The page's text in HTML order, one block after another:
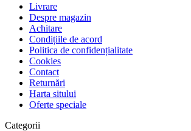
Livrare
Despre magazin
Achitare
Condițiile de acord
Politica de confidențialitate
Cookies
Contact
Returnări
Harta sitului
Oferte speciale
Categorii